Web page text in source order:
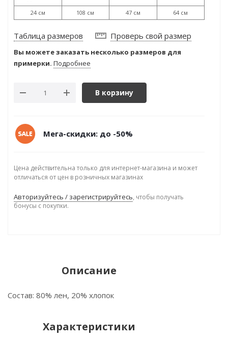
24 см 108 см 47 см 64 см
Таблица размеров Проверь свой размер
Вы можете заказать несколько размеров для
примерки. Подробнее
В корзину
Мега-скидки: до -50%
Цена действительна только для интернет-магазина и может
отличаться от цен в розничных магазинах
Авторизуйтесь / зарегистрируйтесь, чтобы получать
бонусы с покупки.
Описание
Состав: 80% лен, 20% хлопок
Характеристики